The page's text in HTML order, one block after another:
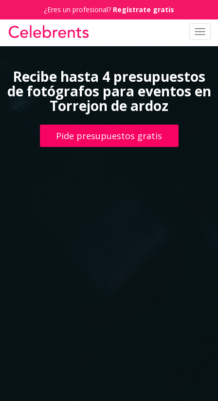
¿Eres un profesional? Regístrate gratis
Recibe hasta 4 presupuestos
de fotógrafos para eventos en
Torrejon de ardoz
Pide presupuestos gratis